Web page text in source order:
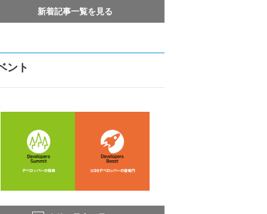
新着記事一覧を見る
ント